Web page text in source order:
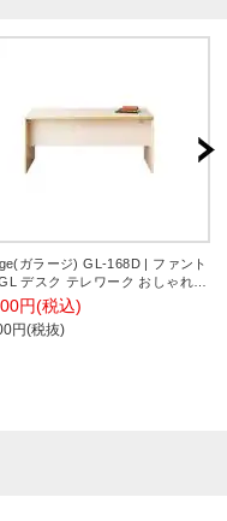
ガラージ) GL-168D | ファント
デスク テレワーク おしゃれ
脚 幅1600×奥行800×高さ720mm
円(税込)
円(税抜)